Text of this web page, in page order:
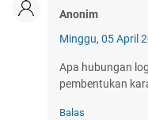
Anonim
Minggu, 05 April
Apa hubungan
pembentukan
Balas